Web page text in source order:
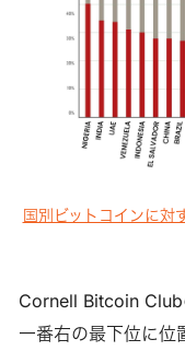
国別ビットコインに
Cornell Bitcoin Club
一番右の最下位に位